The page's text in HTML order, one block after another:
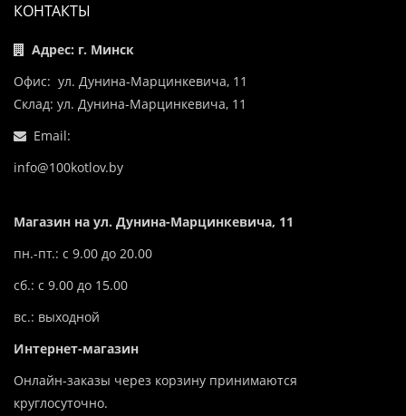
КОНТАКТЫ
Адрес: г. Минск
Офис: ул. Дунина-Марцинкевича, 11
Склад: ул. Дунина-Марцинкевича, 11
Email:
info@100kotlov.by
Магазин на ул. Дунина-Марцинкевича, 11
пн.-пт.: с 9.00 до 20.00
сб.: с 9.00 до 15.00
вс.: выходной
Интернет-магазин
Онлайн-заказы через корзину принимаются
круглосуточно.